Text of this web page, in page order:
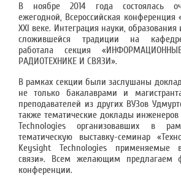
В ноябре 2014 года состоялась
ежегодной, Всероссийская конференция
XXI веке. Интеграция науки, образования
сложившейся традиции на
работала секция
РАДИОТЕХНИКЕ И СВЯЗИ».
В рамках секции были заслушаны
не только бакалаврами и
преподавателей из других ВУЗов
также тематические доклады
Technologies организовавших в
тематическую выставку-семинар
Keysight Technologies применяемые
связи». Всем желающим предлагаем
конференции.